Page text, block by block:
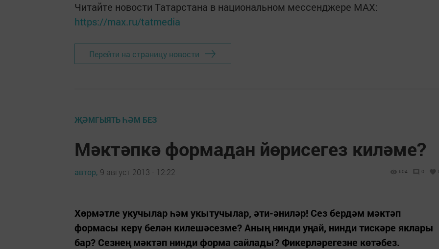
Читайте новости Татарстана в национальном мессенджере MАХ:
https://max.ru/tatmedia
Перейти на страницу новости
ҖӘМГЫЯТЬ ҺӘМ БЕЗ
Мәктәпкә формадан йөрисегез киләме?
автор, 9 август 2013 - 12:22 604 0
Хөрмәтле укучылар һәм укытучылар, әти-әниләр! Сез бердәм мәктәп
формасы керү белән килешәсезме? Аның нинди уңай, нинди тискәре яклары
бар? Сезнең мәктәп нинди форма сайлады? Фикерләрегезне көтәбез.